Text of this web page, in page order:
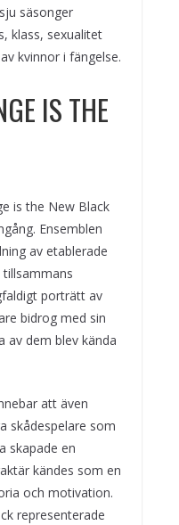
säsonger
klass, sexualitet
kvinnor i fängelse.
IS THE
is the New Black
Ensemblen
av etablerade
porträtt av
bidrog med sin
av dem blev kända
att även
skådespelare som
skapade en
kändes som en
och motivation.
representerade